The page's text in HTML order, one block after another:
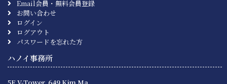
Email会員・無料会員登録
お問い合わせ
ログイン
ログアウト
パスワードを忘れた方
ハノイ事務所